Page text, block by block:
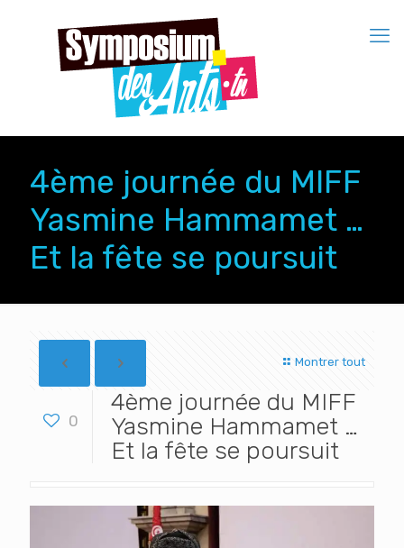
4ème journée du MIFF
Yasmine Hammamet …
Et la fête se poursuit
Montrer tout
0
4ème journée du MIFF
Yasmine Hammamet …
Et la fête se poursuit